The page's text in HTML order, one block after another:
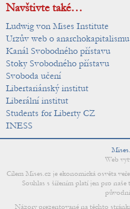
Navštivte také…
Ludwig von Mises Institute
Urzův web o anarchokapitalismu
Kanál Svobodného přístavu
Stoky Svobodného přístavu
Svoboda učení
Libertariánský institut
Liberální institut
Students for Liberty CZ
INESS
Web
Cílem Mises.cz je ekonomická osvěta
Souhlas s šířením platí jen pro
Názory prezentované na těchto